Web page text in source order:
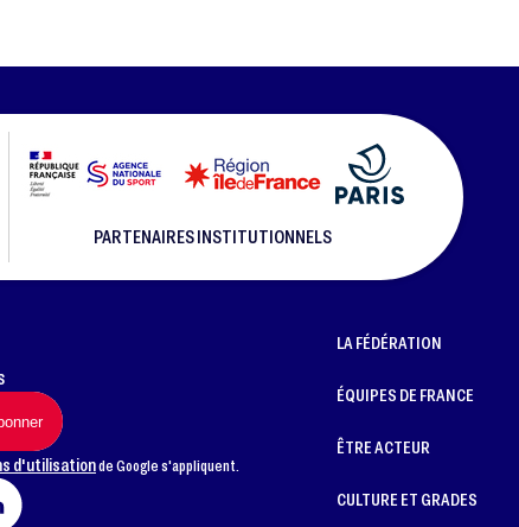
PARTENAIRES INSTITUTIONNELS
d'utilisationde Google s'appliquent.
LA FÉDÉRATION
ÉQUIPES DE FRANCE
ÊTRE ACTEUR
CULTURE ET GRADES